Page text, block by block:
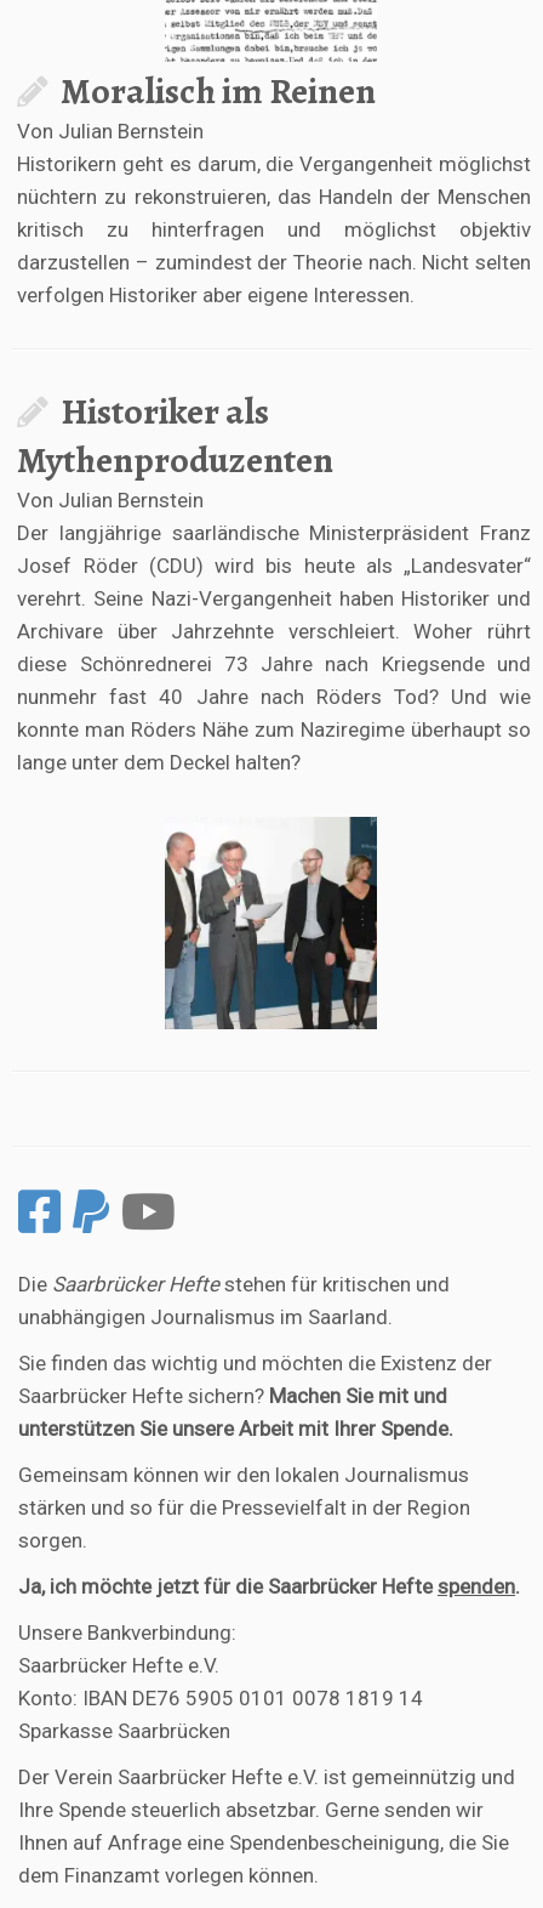
Moralisch im Reinen
Von Julian Bernstein
Historikern geht es darum, die Vergangenheit möglichst
nüchtern zu rekonstruieren, das Handeln der Menschen
kritisch zu hinterfragen und möglichst objektiv
darzustellen – zumindest der Theorie nach. Nicht selten
verfolgen Historiker aber eigene Interessen.
Historiker als
Mythenproduzenten
Von Julian Bernstein
Der langjährige saarländische Ministerpräsident Franz
Josef Röder (CDU) wird bis heute als „Landesvater“
verehrt. Seine Nazi-Vergangenheit haben Historiker und
Archivare über Jahrzehnte verschleiert. Woher rührt
diese Schönrednerei 73 Jahre nach Kriegsende und
nunmehr fast 40 Jahre nach Röders Tod? Und wie
konnte man Röders Nähe zum Naziregime überhaupt so
lange unter dem Deckel halten?
Die Saarbrücker Heftestehen für kritischen und
unabhängigen Journalismus im Saarland.
Sie finden das wichtig und möchten die Existenz der
Saarbrücker Hefte sichern? Machen Sie mit und
unterstützen Sie unsere Arbeit mit Ihrer Spende.
Gemeinsam können wir den lokalen Journalismus
stärken und so für die Pressevielfalt in der Region
sorgen.
Ja, ich möchte jetzt für die Saarbrücker Heftespenden.
Unsere Bankverbindung:
Saarbrücker Hefte e.V.
Konto: IBAN DE76 5905 0101 0078 1819 14
Sparkasse Saarbrücken
Der Verein Saarbrücker Hefte e.V. ist gemeinnützig und
Ihre Spende steuerlich absetzbar. Gerne senden wir
Ihnen auf Anfrage eine Spendenbescheinigung, die Sie
dem Finanzamt vorlegen können.